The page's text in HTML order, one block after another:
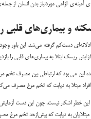
آمینه‌ی الزامی مورد‌نیاز بدن انسان از
دست‌کم گرفته می‌شد. این باور
ریسک ابتلا به بیماری‌های قلبی را
با ۲۶۳۹۳۸ نفر شرکت‌کننده این می بود که
مبتلا به دیابت که تخم مرغ مصرف
خطر اشکار نیست، چون این دست
مبتلایان به دیابت که بیش‌ازحد تخم